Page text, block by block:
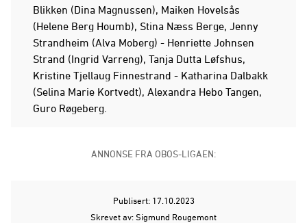
Blikken (Dina Magnussen), Maiken Hovelsås
(Helene Berg Houmb), Stina Næss Berge, Jenny
Strandheim (Alva Moberg) - Henriette Johnsen
Strand (Ingrid Varreng), Tanja Dutta Løfshus,
Kristine Tjellaug Finnestrand - Katharina Dalbakk
(Selina Marie Kortvedt), Alexandra Hebo Tangen,
Guro Røgeberg.
ANNONSE FRA OBOS-LIGAEN:
Publisert: 17.10.2023
Skrevet av: Sigmund Rougemont